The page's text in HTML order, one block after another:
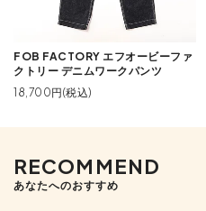
FOB FACTORY エフオービーファ
クトリー デニムワークパンツ
18,700円(税込)
RECOMMEND
あなたへのおすすめ